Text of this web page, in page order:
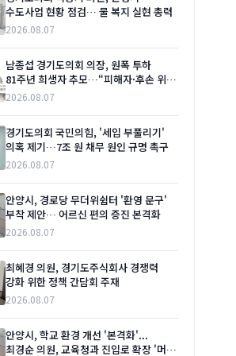
수도사업 현황 점검… 물 복지 실현 총력
2026.08.07
남종섭 경기도의회 의장, 원폭 투하
81주년 희생자 추모…“피해자·후손 위한
실질적 지원 이어갈 것”
2026.08.07
경기도의회 국민의힘, '세입 부풀리기'
의혹 제기…7조 원 채무 원인 규명 촉구
2026.08.07
안양시, 경로당 무더위쉼터 '환영 문구'
부착 제안… 어르신 편의 증진 본격화
2026.08.07
최혜경 의원, 경기도주식회사 경쟁력
강화 위한 정책 간담회 주재
2026.08.07
안양시, 학교 환경 개선 '본격화'...
최경순 의원, 교육청과 진입로 확장 '머리